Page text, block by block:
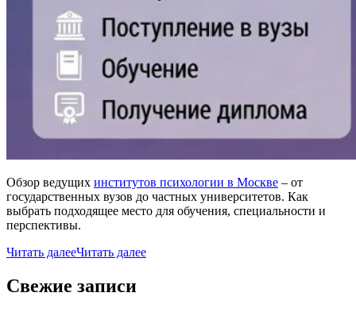
Обзор ведущих институтов психологии в Москве – от
государственных вузов до частных университетов. Как
выбрать подходящее место для обучения, специальности и
перспективы.
Читать далееЧитать далее
Свежие записи